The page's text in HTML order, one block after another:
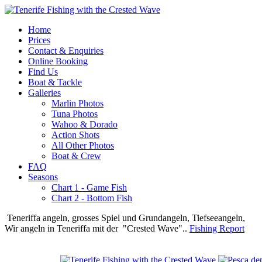
Home
Prices
Contact & Enquiries
Online Booking
Find Us
Boat & Tackle
Galleries
Marlin Photos
Tuna Photos
Wahoo & Dorado
Action Shots
All Other Photos
Boat & Crew
FAQ
Seasons
Chart 1 - Game Fish
Chart 2 - Bottom Fish
Teneriffa angeln, grosses Spiel und Grundangeln, Tiefseeangeln,
Wir angeln in Teneriffa mit der "Crested Wave".. Fishing Report